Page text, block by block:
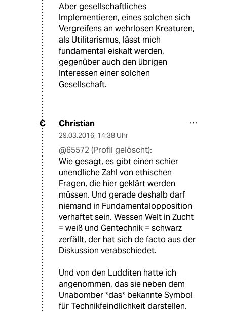
Aber gesellschaftliches
Implementieren, eines solchen sich
Vergreifens an wehrlosen Kreaturen,
als Utilitarismus, lässt mich
fundamental eiskalt werden,
gegenüber auch den übrigen
Interessen einer solchen
Gesellschaft.
C Christian
29.03.2016, 14:38 Uhr
@65572 (Profil gelöscht):
Wie gesagt, es gibt einen schier
unendliche Zahl von ethischen
Fragen, die hier geklärt werden
müssen. Und gerade deshalb darf
niemand in Fundamentalopposition
verhaftet sein. Wessen Welt in Zucht
= weiß und Gentechnik = schwarz
zerfällt, der hat sich de facto aus der
Diskussion verabschiedet.
Und von den Ludditen hatte ich
angenommen, das sie neben dem
Unabomber *das* bekannte Symbol
für Technikfeindlichkeit darstellen.